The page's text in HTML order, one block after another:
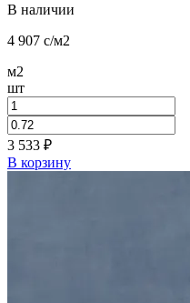
В наличии
4 907 c/м2
м2
шт
3 533 ₽
В корзину